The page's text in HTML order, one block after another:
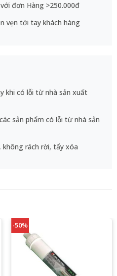
đơn Hàng >250.000đ
vẹn tới tay khách hàng
khi có lỗi từ nhà sản xuất
sản phẩm có lỗi từ nhà sản
rách rời, tẩy xóa
-50%